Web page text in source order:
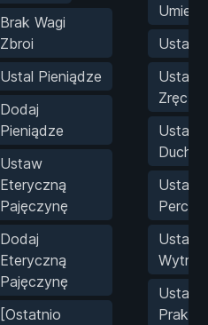
Brak Wagi
Zbroi
Ustal Pieniądze
Dodaj
Pieniądze
Ustaw
Eteryczną
Pajęczynę
Dodaj
Eteryczną
Pajęczynę
[Ostatnio
Ustaw
Ustaw
Ustaw
Ustaw
Ustaw
Ustaw